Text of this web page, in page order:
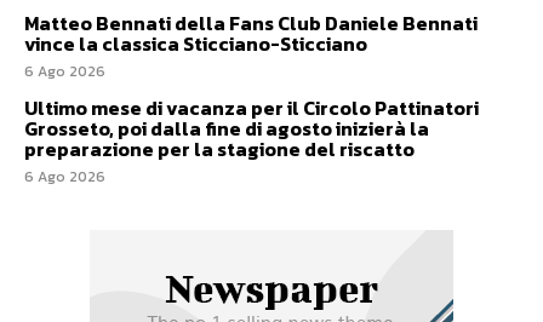
Matteo Bennati della Fans Club Daniele Bennati
vince la classica Sticciano-Sticciano
6 Ago 2026
Ultimo mese di vacanza per il Circolo Pattinatori
Grosseto, poi dalla fine di agosto inizierà la
preparazione per la stagione del riscatto
6 Ago 2026